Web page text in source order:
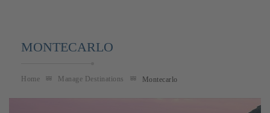
MONTECARLO
Home Manage Destinations Montecarlo